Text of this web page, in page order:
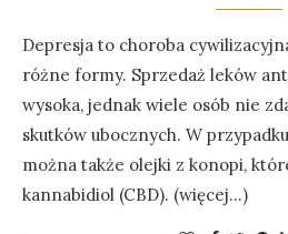
Depresja to choroba
różne formy. Sprzedaż leków
wysoka, jednak wiele osób nie
skutków ubocznych. W
można także olejki z konopi,
kannabidiol (CBD). (więcej…)